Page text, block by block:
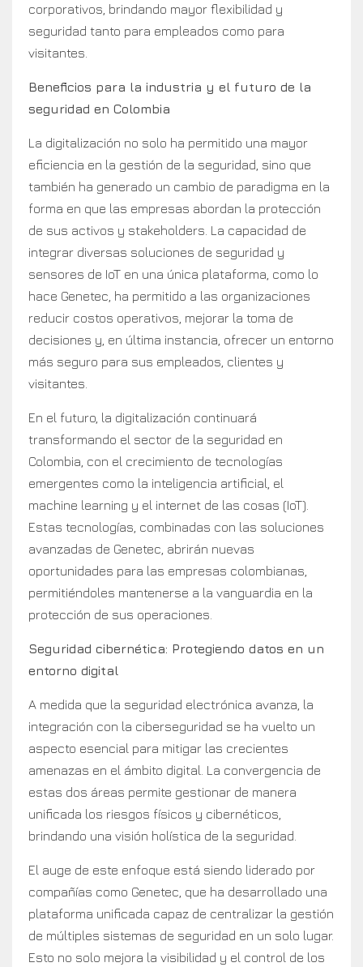
corporativos, brindando mayor flexibilidad y
seguridad tanto para empleados como para
visitantes.
Beneficios para la industria y el futuro de la
seguridad en Colombia
La digitalización no solo ha permitido una mayor
eficiencia en la gestión de la seguridad, sino que
también ha generado un cambio de paradigma en la
forma en que las empresas abordan la protección
de sus activos y stakeholders. La capacidad de
integrar diversas soluciones de seguridad y
sensores de IoT en una única plataforma, como lo
hace Genetec, ha permitido a las organizaciones
reducir costos operativos, mejorar la toma de
decisiones y, en última instancia, ofrecer un entorno
más seguro para sus empleados, clientes y
visitantes.
En el futuro, la digitalización continuará
transformando el sector de la seguridad en
Colombia, con el crecimiento de tecnologías
emergentes como la inteligencia artificial, el
machine learning y el internet de las cosas (IoT).
Estas tecnologías, combinadas con las soluciones
avanzadas de Genetec, abrirán nuevas
oportunidades para las empresas colombianas,
permitiéndoles mantenerse a la vanguardia en la
protección de sus operaciones.
Seguridad cibernética: Protegiendo datos en un
entorno digital
A medida que la seguridad electrónica avanza, la
integración con la ciberseguridad se ha vuelto un
aspecto esencial para mitigar las crecientes
amenazas en el ámbito digital. La convergencia de
estas dos áreas permite gestionar de manera
unificada los riesgos físicos y cibernéticos,
brindando una visión holística de la seguridad.
El auge de este enfoque está siendo liderado por
compañías como Genetec, que ha desarrollado una
plataforma unificada capaz de centralizar la gestión
de múltiples sistemas de seguridad en un solo lugar.
Esto no solo mejora la visibilidad y el control de los